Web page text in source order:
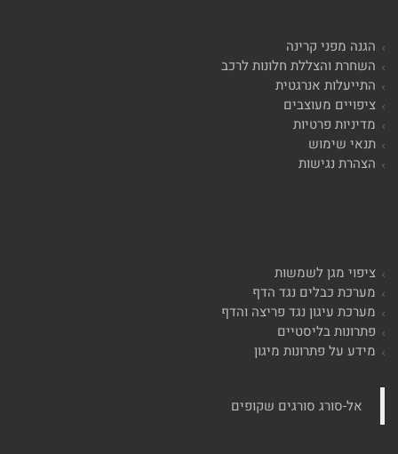
הגנה מפני קרינה
השחרת והצללת חלונות לרכב
התייעלות אנרגטית
ציפויים מעוצבים
מדיניות פרטיות
תנאי שימוש
הצהרת נגישות
ציפוי מגן לשמשות
מערכת כבלים נגד הדף
מערכת עיגון נגד פריצה והדף
פתרונות בליסטיים
מידע על פתרונות מיגון
‏אל-סורג סורגים שקופים‏